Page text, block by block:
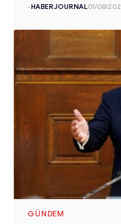
-HABERJOURNAL01/08/
GÜNDEM